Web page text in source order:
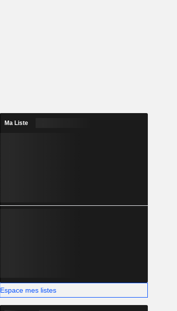
Ma Liste
Espace mes listes